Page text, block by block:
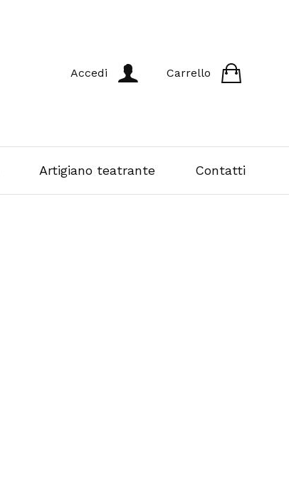
Accedi Carrello
Artigiano teatrante Contatti